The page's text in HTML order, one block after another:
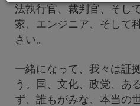
法執行官、裁判官、そし
家、エンジニア、そして
さい。
一緒になって、我々は証
う。国、文化、政党、あ
ず、誰もがみな、本当の